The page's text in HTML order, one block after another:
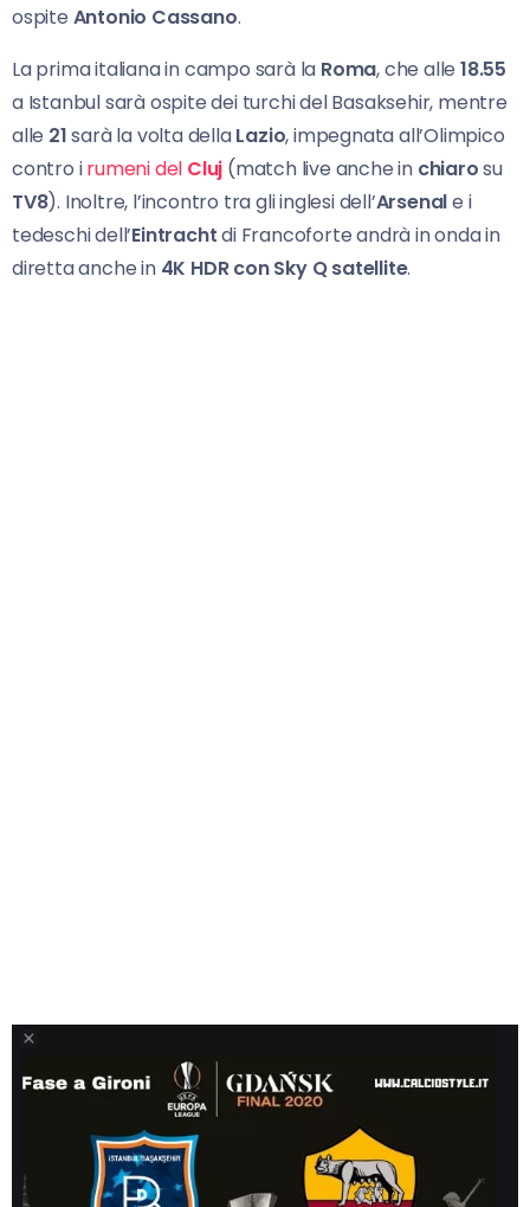
ospite Antonio Cassano.
La prima italiana in campo sarà la Roma, che alle18.55
a Istanbul sarà ospite dei turchi del Basaksehir, mentre
alle 21sarà la volta dellaLazio, impegnata all’Olimpico
contro irumeni del Cluj (match live anche in chiarosu
TV8). Inoltre, l’incontro tra gli inglesi dell’Arsenale i
tedeschi dell’Eintrachtdi Francoforte andrà in onda in
diretta anche in 4K HDR con Sky Q satellite.